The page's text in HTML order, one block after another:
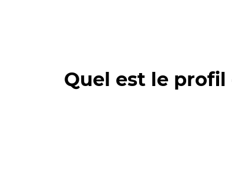
Quel est le